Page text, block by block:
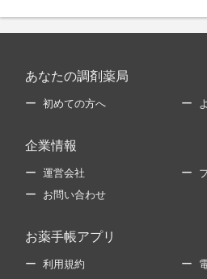
あなたの調剤薬局
初めての方へ
企業情報
運営会社
お問い合わせ
お薬手帳アプリ
利用規約